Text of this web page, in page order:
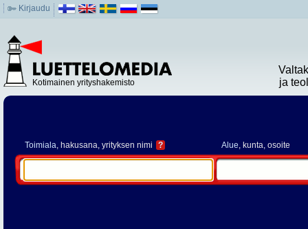
Kirjaudu
Kotimainen yrityshakemisto
ja
Toimiala, hakusana, yrityksen nimi ? Alue, kunta, osoite